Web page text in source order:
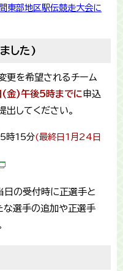
部地区駅伝競走大会に
した)
更を希望されるチーム
金)午後5時までに 申込
してください。
5時15分(最終日1月24日
日の受付時に正選手と
な選手の追加や正選手